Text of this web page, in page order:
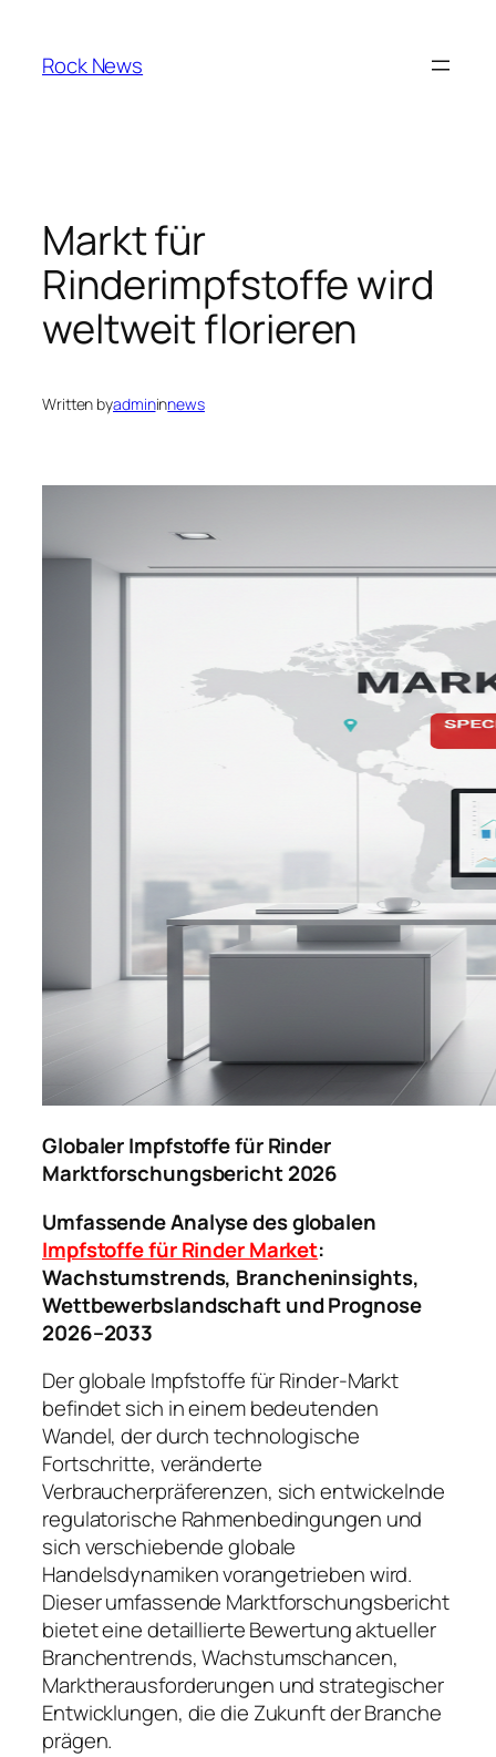
content
Rock News
Markt für
Rinderimpfstoffe wird
weltweit florieren
Written byadmininnews
Globaler Impfstoffe für Rinder
Marktforschungsbericht 2026
Umfassende Analyse des globalen
Impfstoffe für Rinder Market:
Wachstumstrends, Brancheninsights,
Wettbewerbslandschaft und Prognose
2026–2033
Der globale Impfstoffe für Rinder-Markt
befindet sich in einem bedeutenden
Wandel, der durch technologische
Fortschritte, veränderte
Verbraucherpräferenzen, sich entwickelnde
regulatorische Rahmenbedingungen und
sich verschiebende globale
Handelsdynamiken vorangetrieben wird.
Dieser umfassende Marktforschungsbericht
bietet eine detaillierte Bewertung aktueller
Branchentrends, Wachstumschancen,
Marktherausforderungen und strategischer
Entwicklungen, die die Zukunft der Branche
prägen.